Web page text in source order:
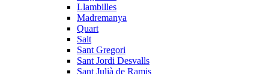
Llambilles
Madremanya
Quart
Salt
Sant Gregori
Sant Jordi Desvalls
Sant Julià de Ramis